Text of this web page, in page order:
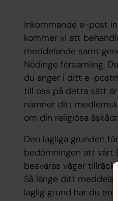
Inkommande e-post
kommer vi att
meddelande samt
Nödinge församling.
du anger i ditt e-
till oss på detta sätt
nämner ditt
om din religiösa
Den lagliga grunden
bedömningen att
besvaras väger
Så länge ditt
laglig grund har du en